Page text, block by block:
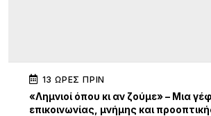
13 ΏΡΕΣ ΠΡΙΝ
«Λημνιοί όπου κι αν ζούμε» – Μια
επικοινωνίας, μνήμης και